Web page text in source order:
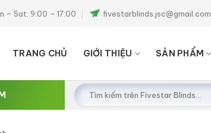
– Sat: 9:00 – 17:00 fivestarblinds.jsc@gmail.com
TRANG CHỦ GIỚI THIỆU SẢN PHẨM
Tìm
kiếm: